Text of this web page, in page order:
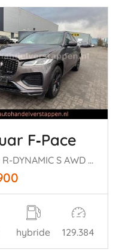
F‑Pace
P400e R-DYNAMIC S AWD Pano
hybride 129.384